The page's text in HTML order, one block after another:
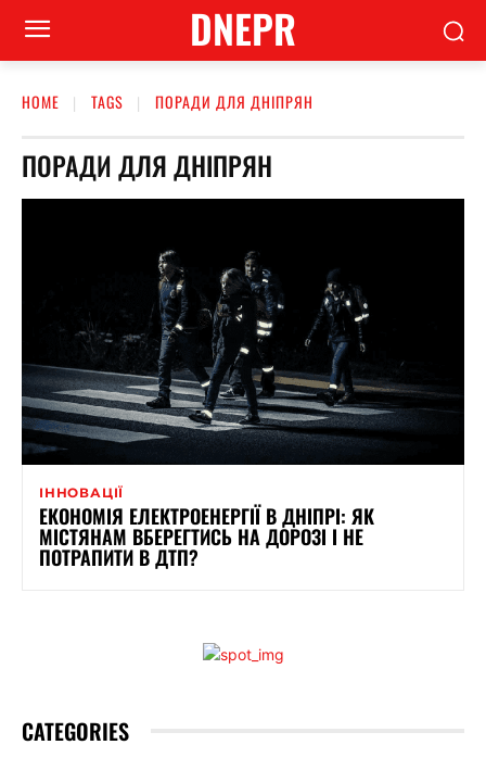
DNEPR
HOME TAGS ПОРАДИ ДЛЯ ДНІПРЯН
ПОРАДИ ДЛЯ ДНІПРЯН
ІННОВАЦІЇ
ЕКОНОМІЯ ЕЛЕКТРОЕНЕРГІЇ В ДНІПРІ: ЯК
МІСТЯНАМ ВБЕРЕГТИСЬ НА ДОРОЗІ І НЕ
ПОТРАПИТИ В ДТП?
CATEGORIES